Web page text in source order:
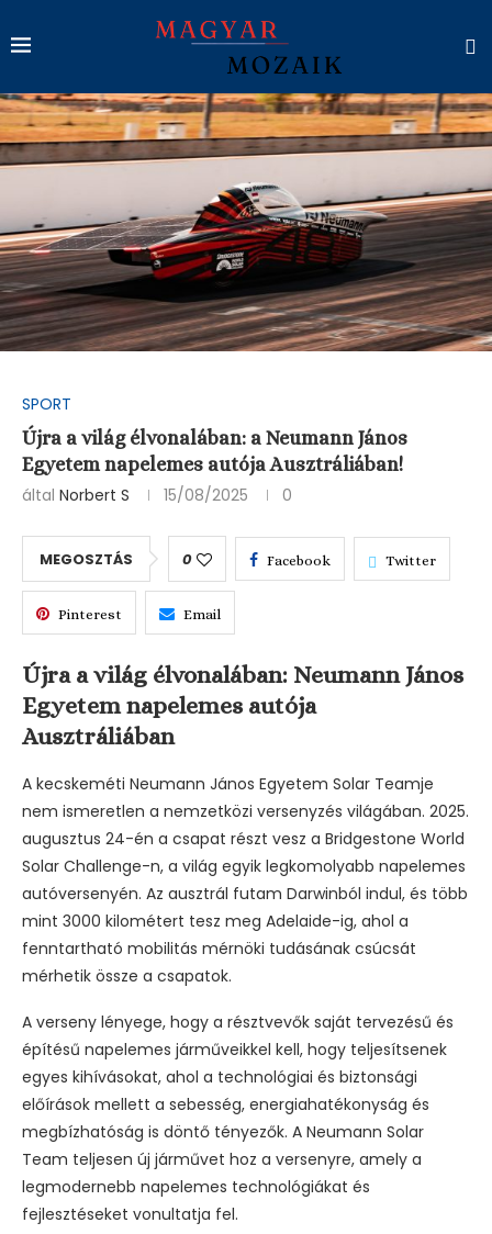
SPORT
Újra a világ élvonalában: a Neumann János
Egyetem napelemes autója Ausztráliában!
által Norbert S 15/08/2025 0
MEGOSZTÁS 0 Facebook Twitter
Pinterest Email
Újra a világ élvonalában: Neumann János
Egyetem napelemes autója
Ausztráliában
A kecskeméti Neumann János Egyetem Solar Teamje
nem ismeretlen a nemzetközi versenyzés világában. 2025.
augusztus 24-én a csapat részt vesz a Bridgestone World
Solar Challenge-n, a világ egyik legkomolyabb napelemes
autóversenyén. Az ausztrál futam Darwinból indul, és több
mint 3000 kilométert tesz meg Adelaide-ig, ahol a
fenntartható mobilitás mérnöki tudásának csúcsát
mérhetik össze a csapatok.
A verseny lényege, hogy a résztvevők saját tervezésű és
építésű napelemes járműveikkel kell, hogy teljesítsenek
egyes kihívásokat, ahol a technológiai és biztonsági
előírások mellett a sebesség, energiahatékonyság és
megbízhatóság is döntő tényezők. A Neumann Solar
Team teljesen új járművet hoz a versenyre, amely a
legmodernebb napelemes technológiákat és
fejlesztéseket vonultatja fel.